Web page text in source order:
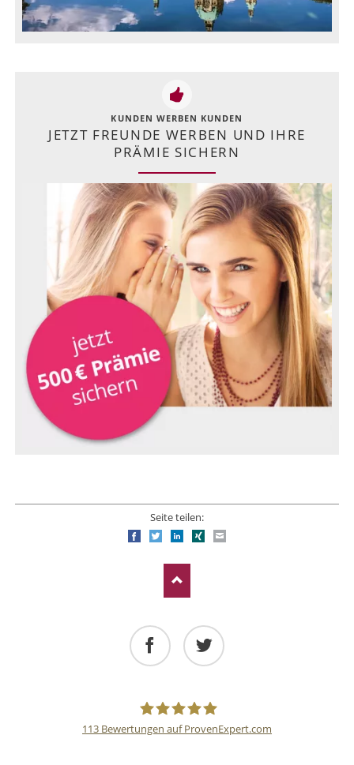
KUNDEN WERBEN KUNDEN
JETZT FREUNDE WERBEN UND IHRE
PRÄMIE SICHERN
Seite teilen:
FacebookTwitterLinkedIn
Xing
113 Bewertungen auf ProvenExpert.com